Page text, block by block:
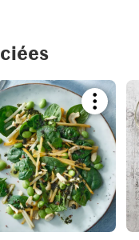
recipe
or
add
it
to
your